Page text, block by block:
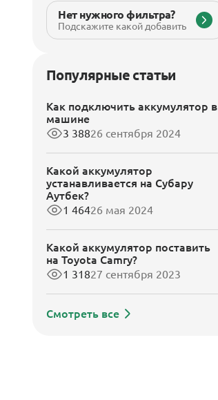
Нет нужного фильтра?
Подскажите какой добавить
Популярные статьи
Как подключить аккумулятор в
машине
3 38826 сентября 2024
Какой аккумулятор
устанавливается на Субару
Аутбек?
1 46426 мая 2024
Какой аккумулятор поставить
на Toyota Camry?
1 31827 сентября 2023
Смотреть все